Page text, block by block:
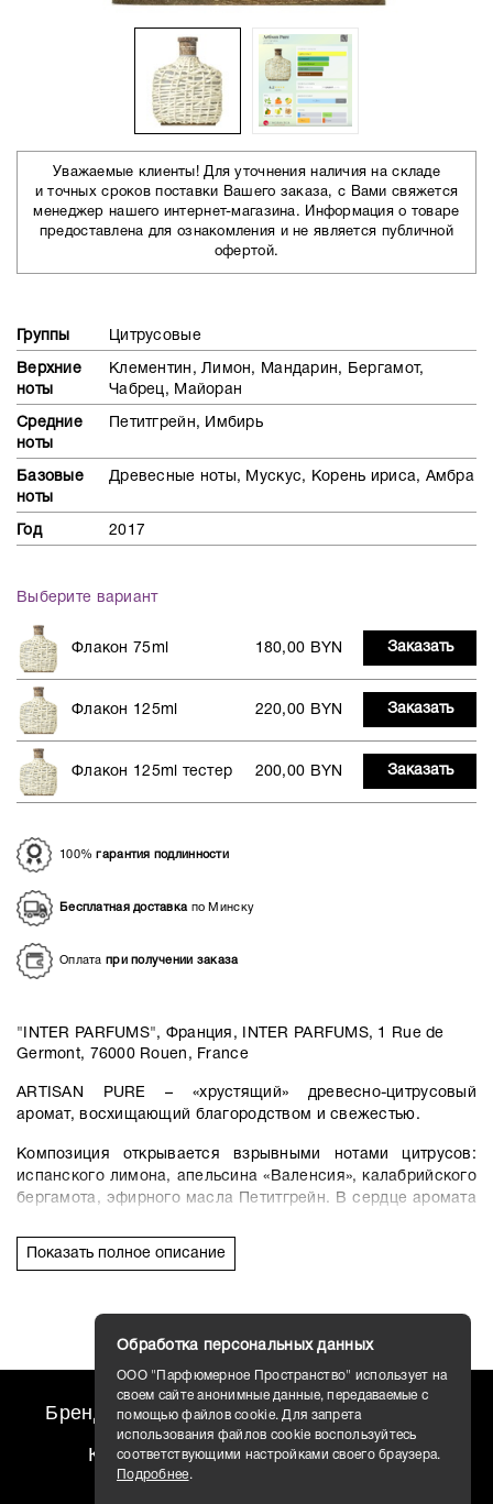
Уважаемые клиенты! Для уточнения наличия на складе
и точных сроков поставки Вашего заказа, с Вами свяжется
менеджер нашего интернет-магазина. Информация о товаре
предоставлена для ознакомления и не является публичной
офертой.
Группы Цитрусовые
Верхние
ноты
Клементин, Лимон, Мандарин, Бергамот,
Чабрец, Майоран
Средние
ноты
Петитгрейн, Имбирь
Базовые
ноты
Древесные ноты, Мускус, Корень ириса, Амбра
Год 2017
Выберите вариант
Флакон 75ml 180,00 BYN Заказать
Флакон 125ml 220,00 BYN Заказать
Флакон 125ml тестер 200,00 BYN Заказать
100%гарантия подлинности
Бесплатная доставкапо Минску
Оплата при получении заказа
"INTER PARFUMS", Франция, INTER PARFUMS, 1 Rue de
Germont, 76000 Rouen, France
ARTISAN PURE – «хрустящий» древесно-цитрусовый
аромат, восхищающий благородством и свежестью.
Композиция открывается взрывными нотами цитрусов:
испанского лимона, апельсина «Валенсия», калабрийского
бергамота, эфирного масла Петитгрейн. В сердце аромата
апельсина, цветок кофейного дерева, жасмин,
ARTISAN PURE вдохновлен листвой и пышными холмами
мексиканской Халапы, бескрайними кофейными полями и
цитрусовыми рощами.
Показать полное описание
Бренды travel AROMO
Контакты
Доставка
Обработка персональных данных
ООО "Парфюмерное Пространство" использует на
своем сайте анонимные данные, передаваемые с
помощью файлов cookie. Для запрета
использования файлов cookie воспользуйтесь
соответствующими настройками своего браузера.
Подробнее.